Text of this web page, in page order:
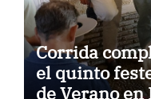
Corrida
el quinto
de Verano en